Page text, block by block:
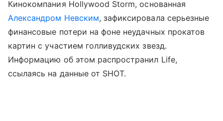
Кинокомпания Hollywood Storm, основанная
Александром Невским, зафиксировала серьезные
финансовые потери на фоне неудачных прокатов
картин с участием голливудских звезд.
Информацию об этом распространил Life,
ссылаясь на данные от SHOT.